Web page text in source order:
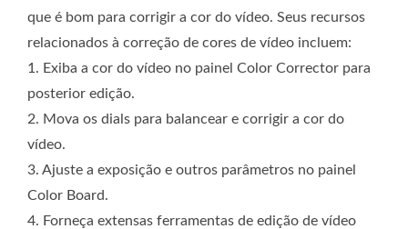
que é bom para corrigir a cor do vídeo. Seus recursos
relacionados à correção de cores de vídeo incluem:
1. Exiba a cor do vídeo no painel Color Corrector para
posterior edição.
2. Mova os dials para balancear e corrigir a cor do
vídeo.
3. Ajuste a exposição e outros parâmetros no painel
Color Board.
4. Forneça extensas ferramentas de edição de vídeo